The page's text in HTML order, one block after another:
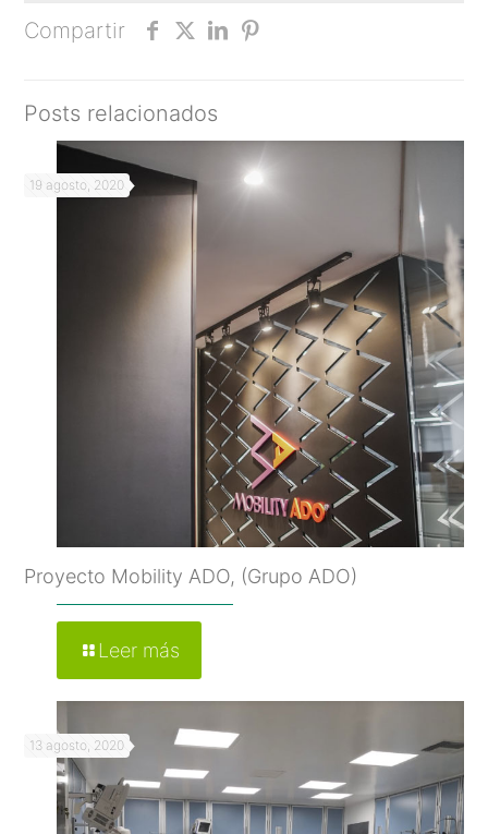
Compartir
Posts relacionados
19 agosto, 2020
Proyecto Mobility ADO, (Grupo ADO)
Leer más
13 agosto, 2020